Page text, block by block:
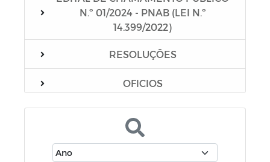
N.º 01/2024 - PNAB (LEI N.º
14.399/2022)
RESOLUÇÕES
OFICIOS
LEI ALDIR BLANC - 2021
PROGRAMA ALIMENTA BRASIL - PAB